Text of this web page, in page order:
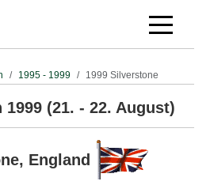
Off-
1995 - 1999 1999 Silverstone
(21. - 22. August)
England